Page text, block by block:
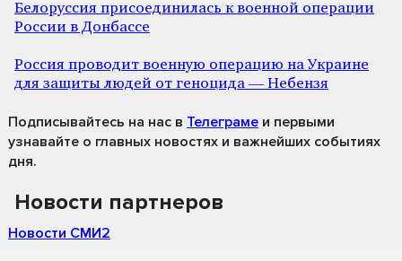
Белоруссия присоединилась к военной операции
России в Донбассе
Россия проводит военную операцию на Украине
для защиты людей от геноцида — Небензя
Подписывайтесь на нас в Телеграме и первыми
узнавайте о главных новостях и важнейших событиях
дня.
Новости партнеров
Новости СМИ2